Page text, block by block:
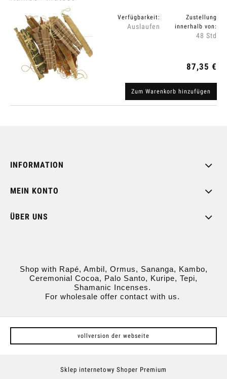
Verfügbarkeit:
Auslaufen
Zustellung
innerhalb von:
48 Std
87,35 €
Zum Warenkorb hinzufügen
INFORMATION
MEIN KONTO
ÜBER UNS
Shop with Rapé, Ambil, Ormus, Sananga, Kambo,
Ceremonial Cocoa, Palo Santo, Kuripe, Tepi,
Shamanic Incenses.
For wholesale offer contact with us.
vollversion der webseite
Sklep internetowy Shoper Premium